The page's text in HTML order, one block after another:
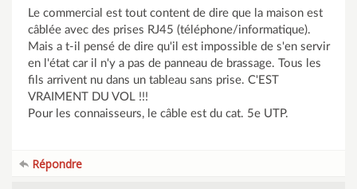
Le commercial est tout content de dire que la maison est
câblée avec des prises RJ45 (téléphone/informatique).
Mais a t-il pensé de dire qu'il est impossible de s'en servir
en l'état car il n'y a pas de panneau de brassage. Tous les
fils arrivent nu dans un tableau sans prise. C'EST
VRAIMENT DU VOL !!!
Pour les connaisseurs, le câble est du cat. 5e UTP.
Répondre